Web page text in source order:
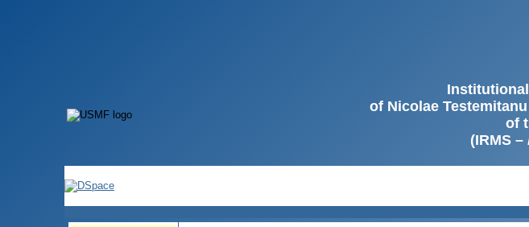
of Nicolae
of
(IRMS –